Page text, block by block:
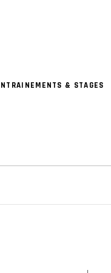
& STAGES